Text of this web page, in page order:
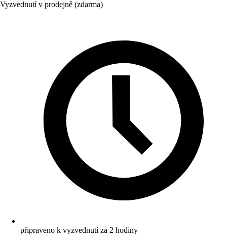
Vyzvednutí v prodejně (zdarma)
připraveno k vyzvednutí za 2 hodiny